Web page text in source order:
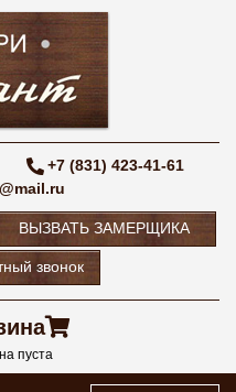
+7 (831) 423-41-61
ВЫЗВАТЬ ЗАМЕРЩИКА
звонок
пуста